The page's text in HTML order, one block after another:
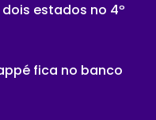
estados no 4º
fica no banco